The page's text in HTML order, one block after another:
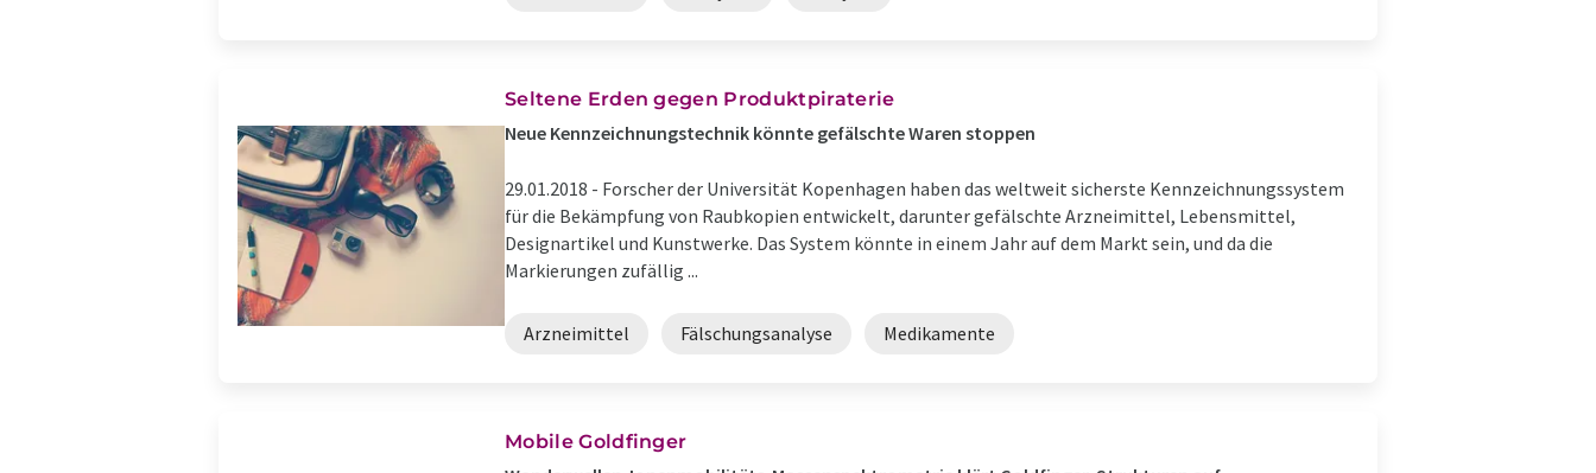
Seltene Erden gegen Produktpiraterie
Neue Kennzeichnungstechnik könnte gefälschte Waren stoppen
29.01.2018 - Forscher der Universität Kopenhagen haben das weltweit sicherste Kennzeichnungssystem
für die Bekämpfung von Raubkopien entwickelt, darunter gefälschte Arzneimittel, Lebensmittel,
Designartikel und Kunstwerke. Das System könnte in einem Jahr auf dem Markt sein, und da die
Markierungen zufällig ...
Arzneimittel Fälschungsanalyse Medikamente
Mobile Goldfinger